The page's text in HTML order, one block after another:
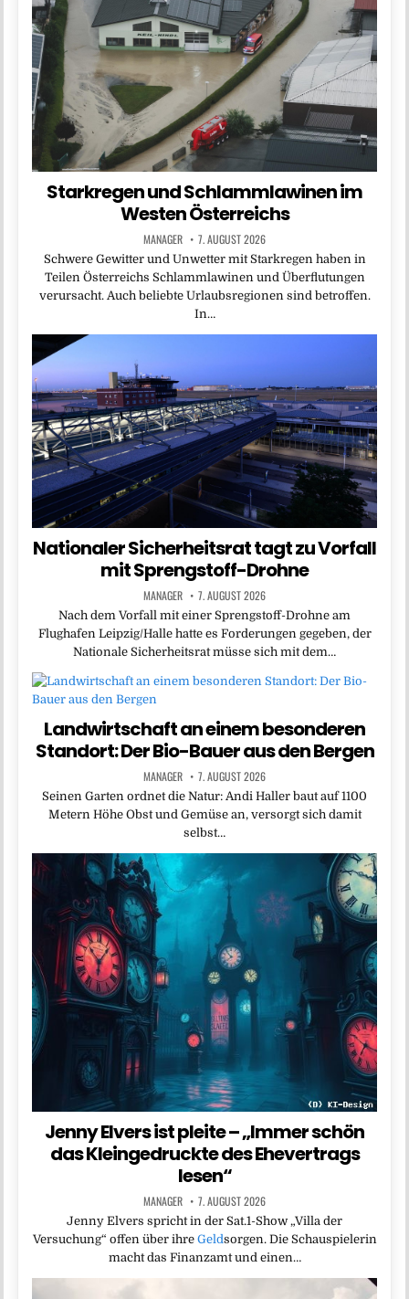
Starkregen und Schlammlawinen im
Westen Österreichs
MANAGER 7. AUGUST 2026
Schwere Gewitter und Unwetter mit Starkregen haben in
Teilen Österreichs Schlammlawinen und Überflutungen
verursacht. Auch beliebte Urlaubsregionen sind betroffen.
In…
Nationaler Sicherheitsrat tagt zu Vorfall
mit Sprengstoff-Drohne
MANAGER 7. AUGUST 2026
Nach dem Vorfall mit einer Sprengstoff-Drohne am
Flughafen Leipzig/Halle hatte es Forderungen gegeben, der
Nationale Sicherheitsrat müsse sich mit dem…
Landwirtschaft an einem besonderen
Standort: Der Bio-Bauer aus den Bergen
MANAGER 7. AUGUST 2026
Seinen Garten ordnet die Natur: Andi Haller baut auf 1100
Metern Höhe Obst und Gemüse an, versorgt sich damit
selbst…
Jenny Elvers ist pleite – „Immer schön
das Kleingedruckte des Ehevertrags
lesen“
MANAGER 7. AUGUST 2026
Jenny Elvers spricht in der Sat.1-Show „Villa der
Versuchung“ offen über ihre Geldsorgen. Die Schauspielerin
macht das Finanzamt und einen…